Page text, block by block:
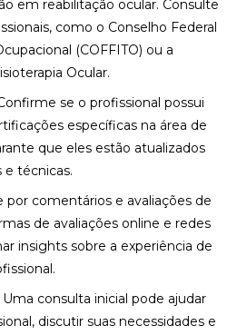
em reabilitação ocular. Consulte
como o Conselho Federal
(COFFITO) ou a
Ocular.
se o profissional possui
específicas na área de
que eles estão atualizados
e técnicas.
por comentários e avaliações de
de avaliações online e redes
insights sobre a experiência de
Uma consulta inicial pode ajudar
discutir suas necessidades e
IDEAL
ESCOLHER A IDEAL
E SEGURANÇA